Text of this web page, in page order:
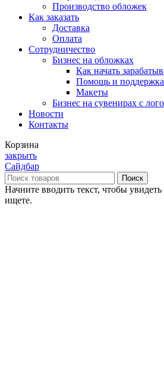
Производство обложек
Как заказать
Доставка
Оплата
Сотрудничество
Бизнес на обложках
Как начать
Помощь и поддержка
Макеты
Бизнес на сувенирах с
Новости
Контакты
Корзина
закрыть
Сайдбар
Поиск
Начните вводить текст, чтобы
ищете.